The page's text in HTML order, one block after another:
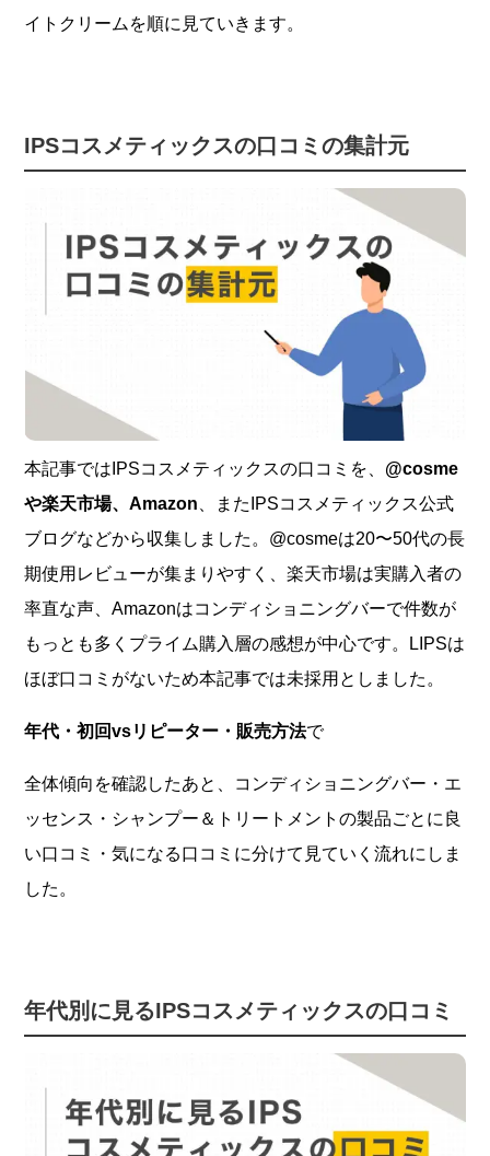
イトクリームを順に見ていきます。
IPSコスメティックスの口コミの集計元
本記事ではIPSコスメティックスの口コミを、 @cosme
や楽天市場、Amazon 、またIPSコスメティックス公式
ブログなどから収集しました。@cosmeは20〜50代の長
期使用レビューが集まりやすく、楽天市場は実購入者の
率直な声、Amazonはコンディショニングバーで件数が
もっとも多くプライム購入層の感想が中心です。LIPSは
ほぼ口コミがないため本記事では未採用としました。
年代・初回vsリピーター・販売方法で
全体傾向を確認したあと、コンディショニングバー・エ
ッセンス・シャンプー＆トリートメントの製品ごとに良
い口コミ・気になる口コミに分けて見ていく流れにしま
した。
年代別に見るIPSコスメティックスの口コミ